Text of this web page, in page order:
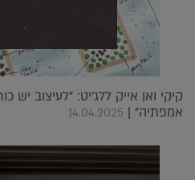
קיקי ואן אייק ללג'יט: "לעיצוב יש
אמפתיה" | 14.04.2025